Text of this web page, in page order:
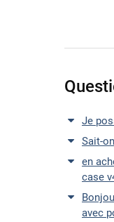
Je
Sait-
en
case
avec